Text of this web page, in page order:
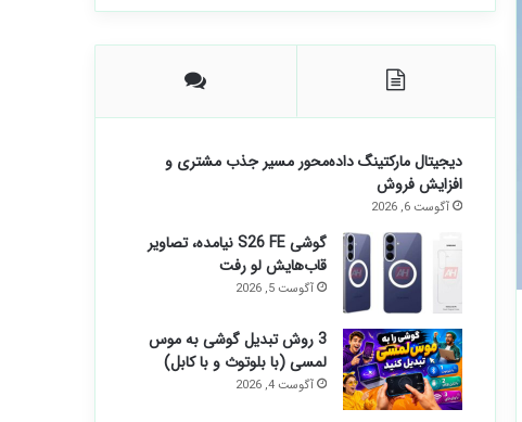
دیجیتال مارکتینگ داده‌محور مسیر جذب مشتری و
افزایش فروش
آگوست 6, 2026
گوشی S26 FE نیامده، تصاویر
قاب‌هایش لو رفت
آگوست 5, 2026
3 روش تبدیل گوشی به موس
لمسی (با بلوتوث و با کابل)
آگوست 4, 2026